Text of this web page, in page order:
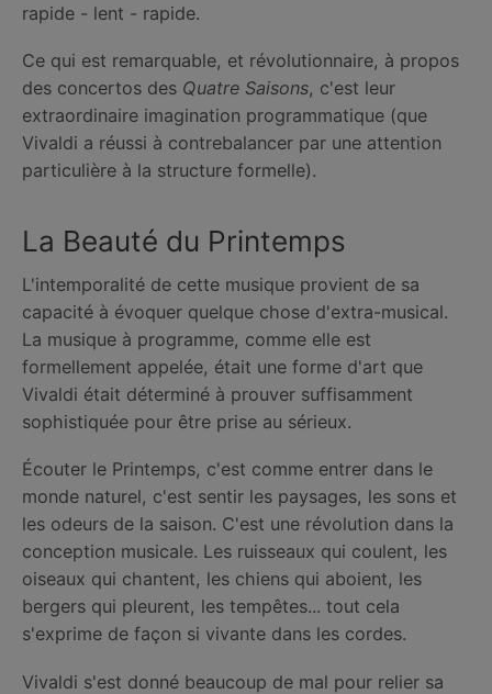
rapide - lent - rapide.
Ce qui est remarquable, et révolutionnaire, à propos
des concertos des Quatre Saisons, c'est leur
extraordinaire imagination programmatique (que
Vivaldi a réussi à contrebalancer par une attention
particulière à la structure formelle).
La Beauté du Printemps
L'intemporalité de cette musique provient de sa
capacité à évoquer quelque chose d'extra-musical.
La musique à programme, comme elle est
formellement appelée, était une forme d'art que
Vivaldi était déterminé à prouver suffisamment
sophistiquée pour être prise au sérieux.
Écouter le Printemps, c'est comme entrer dans le
monde naturel, c'est sentir les paysages, les sons et
les odeurs de la saison. C'est une révolution dans la
conception musicale. Les ruisseaux qui coulent, les
oiseaux qui chantent, les chiens qui aboient, les
bergers qui pleurent, les tempêtes... tout cela
s'exprime de façon si vivante dans les cordes.
Vivaldi s'est donné beaucoup de mal pour relier sa